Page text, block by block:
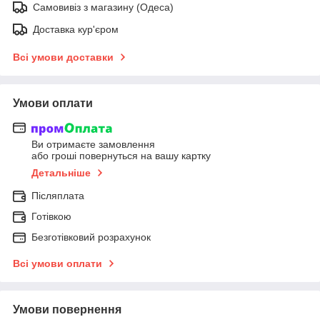
Самовивіз з магазину (Одеса)
Доставка кур'єром
Всі умови доставки
Умови оплати
Ви отримаєте замовлення
або гроші повернуться на вашу картку
Детальніше
Післяплата
Готівкою
Безготівковий розрахунок
Всі умови оплати
Умови повернення